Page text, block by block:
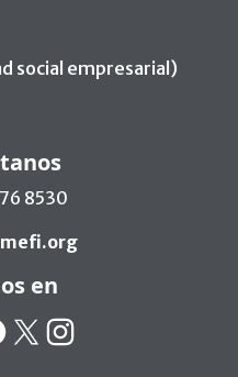
social empresarial)
8530
en
X Instagram